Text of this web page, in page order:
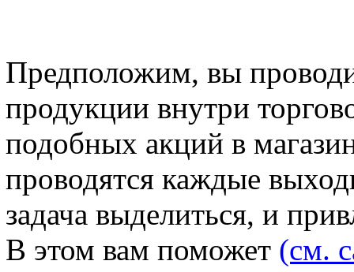
Предположим, вы
продукции внутри
подобных акций в
проводятся каждые
задача выделиться, и
В этом вам поможет (см.